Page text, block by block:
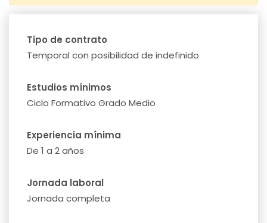
Tipo de contrato
Temporal con posibilidad de indefinido
Estudios mínimos
Ciclo Formativo Grado Medio
Experiencia mínima
De 1 a 2 años
Jornada laboral
Jornada completa